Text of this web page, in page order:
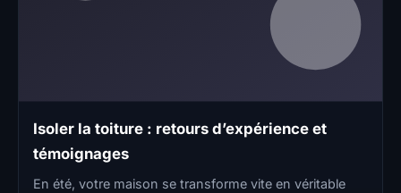
Isoler la toiture : retours d’expérience et
témoignages
En été, votre maison se transforme vite en véritable